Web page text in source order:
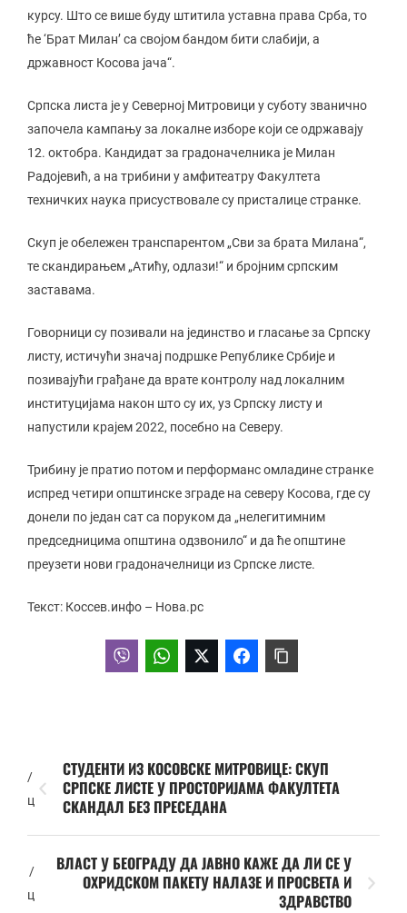
курсу. Што се више буду штитила уставна права Срба, то
ће ‘Брат Милан’ са својом бандом бити слабији, а
државност Косова јача“.
Српска листа је у Северној Митровици у суботу званично
започела кампању за локалне изборе који се одржавају
12. октобра. Кандидат за градоначелника је Милан
Радојевић, а на трибини у амфитеатру Факултета
техничких наука присуствовале су присталице странке.
Скуп је обележен транспарентом „Сви за брата Милана“,
те скандирањем „Атићу, одлази!“ и бројним српским
заставама.
Говорници су позивали на јединство и гласање за Српску
листу, истичући значај подршке Републике Србије и
позивајући грађане да врате контролу над локалним
институцијама након што су их, уз Српску листу и
напустили крајем 2022, посебно на Северу.
Трибину је пратио потом и перформанс омладине странке
испред четири општинске зграде на северу Косова, где су
донели по један сат са поруком да „нелегитимним
председницима општина одзвонило“ и да ће општине
преузети нови градоначелници из Српске листе.
Текст: Коссев.инфо – Нова.рс
/
ц
СТУДЕНТИ ИЗ КОСОВСКЕ МИТРОВИЦЕ: СКУП
СРПСКЕ ЛИСТЕ У ПРОСТОРИЈАМА ФАКУЛТЕТА
СКАНДАЛ БЕЗ ПРЕСЕДАНА
/
ц
ВЛАСТ У БЕОГРАДУ ДА ЈАВНО КАЖЕ ДА ЛИ СЕ У
ОХРИДСКОМ ПАКЕТУ НАЛАЗЕ И ПРОСВЕТА И
ЗДРАВСТВО